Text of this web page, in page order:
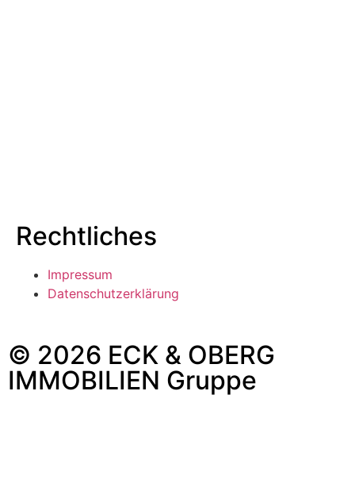
Rechtliches
Impressum
Datenschutzerklärung
© 2026 ECK & OBERG
IMMOBILIEN Gruppe